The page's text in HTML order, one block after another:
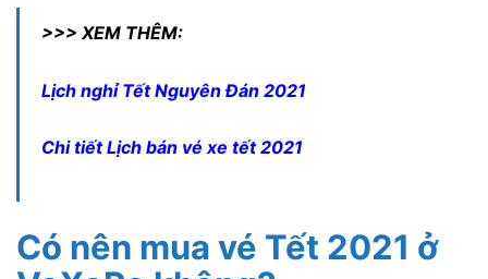
>>> XEM THÊM:
Lịch nghỉ Tết Nguyên Đán 2021
Chi tiết Lịch bán vé xe tết 2021
Có nên mua vé Tết 2021 ở